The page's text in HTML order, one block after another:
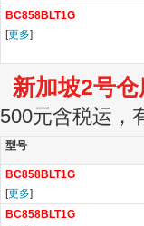
BC858BLT1G
[更多]
新加坡2号仓
500元含税运，
型号
BC858BLT1G
[更多]
BC858BLT1G